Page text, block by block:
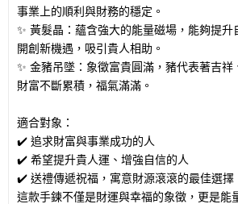
事業上的順利與財務的穩定。
✨ 黃髮晶：蘊含強大的能量磁場，能夠提升
開創新機遇，吸引貴人相助。
✨ 金豬吊墜：象徵富貴圓滿，豬代表著吉祥
財富不斷累積，福氣滿滿。
適合對象：
✔️ 追求財富與事業成功的人
✔️ 希望提升貴人運、增強自信的人
✔️ 送禮傳遞祝福，寓意財源滾滾的最佳選擇
這款手鍊不僅是財運與幸福的象徵，更是能